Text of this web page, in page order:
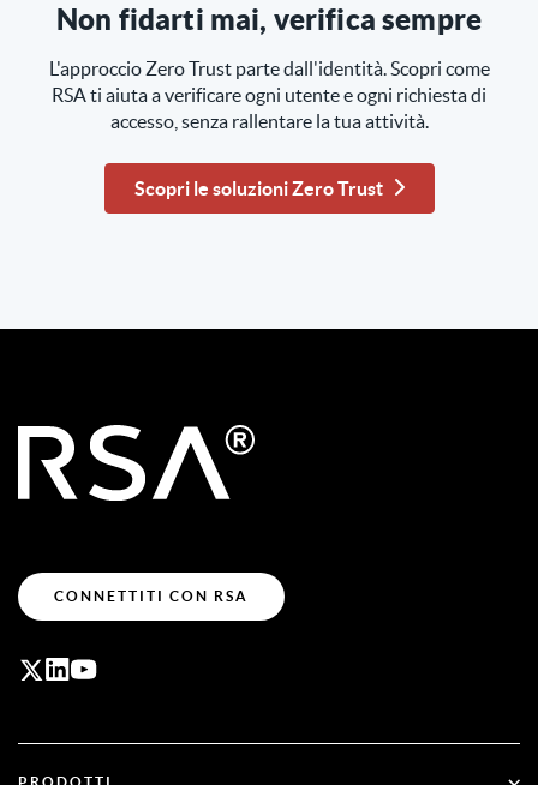
Non fidarti mai, verifica sempre
L'approccio Zero Trust parte dall'identità. Scopri come
RSA ti aiuta a verificare ogni utente e ogni richiesta di
accesso, senza rallentare la tua attività.
Scopri le soluzioni Zero Trust
CONNETTITI CON RSA